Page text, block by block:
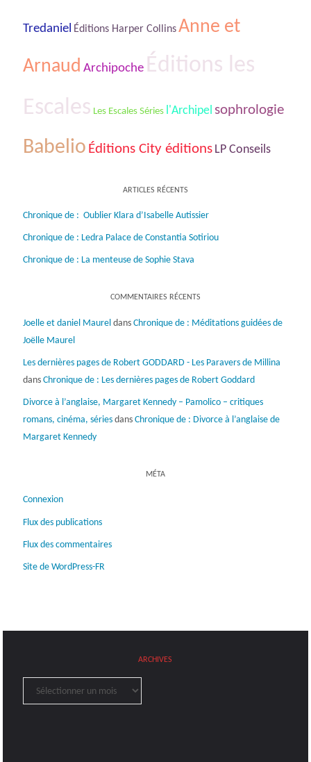
Tredaniel Éditions Harper Collins Anne et
Arnaud Archipoche Éditions les
Escales Les Escales Séries l'Archipel sophrologie
Babelio Éditions City éditions LP Conseils
ARTICLES RÉCENTS
Chronique de : Oublier Klara d’Isabelle Autissier
Chronique de : Ledra Palace de Constantia Sotiriou
Chronique de : La menteuse de Sophie Stava
COMMENTAIRES RÉCENTS
Joelle et daniel Maurel dans Chronique de : Méditations guidées de
Joëlle Maurel
Les dernières pages de Robert GODDARD - Les Paravers de Millina
dans Chronique de : Les dernières pages de Robert Goddard
Divorce à l’anglaise, Margaret Kennedy – Pamolico – critiques
romans, cinéma, sériesdans Chronique de : Divorce à l’anglaise de
Margaret Kennedy
MÉTA
Connexion
Flux des publications
Flux des commentaires
Site de WordPress-FR
ARCHIVES
Archives